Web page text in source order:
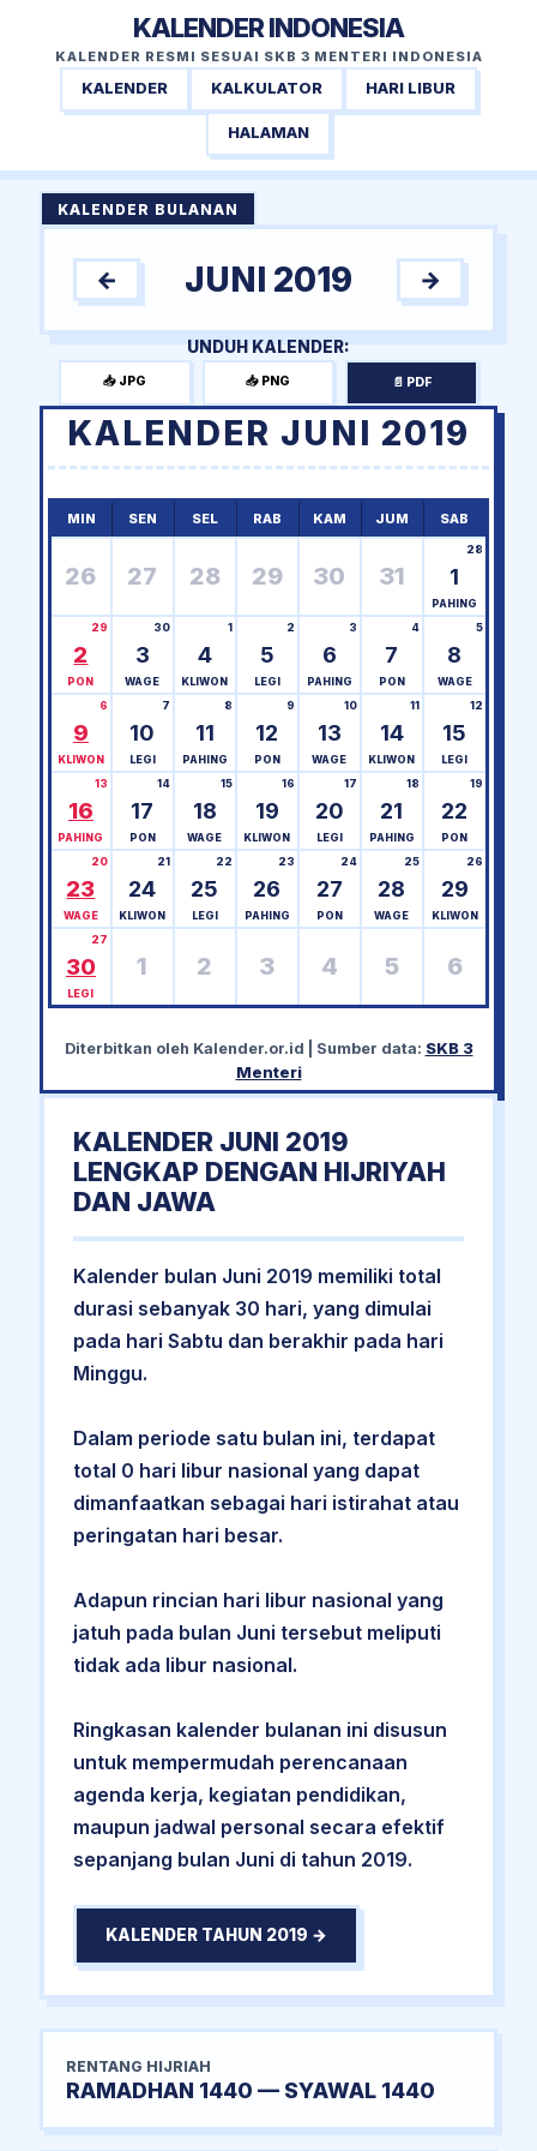
KALENDER INDONESIA
KALENDER RESMI SESUAI SKB 3 MENTERI INDONESIA
KALENDER KALKULATOR HARI LIBUR
HALAMAN
KALENDER BULANAN
← JUNI 2019 →
UNDUH KALENDER:
📥 JPG 📥 PNG 📄 PDF
KALENDER JUNI 2019
MIN SEN SEL RAB KAM JUM SAB
26 27 28 29 30 31 1
28
PAHING
2
29
PON
3
30
WAGE
4
1
KLIWON
5
2
LEGI
6
3
PAHING
7
4
PON
8
5
WAGE
9
6
KLIWON
10
7
LEGI
11
8
PAHING
12
9
PON
13
10
WAGE
14
11
KLIWON
15
12
LEGI
16
13
PAHING
17
14
PON
18
15
WAGE
19
16
KLIWON
20
17
LEGI
21
18
PAHING
22
19
PON
23
20
WAGE
24
21
KLIWON
25
22
LEGI
26
23
PAHING
27
24
PON
28
25
WAGE
29
26
KLIWON
30
27
LEGI
1 2 3 4 5 6
Diterbitkan oleh Kalender.or.id | Sumber data: SKB 3
Menteri
KALENDER JUNI 2019
LENGKAP DENGAN HIJRIYAH
DAN JAWA
Kalender bulan Juni 2019 memiliki total
durasi sebanyak 30 hari, yang dimulai
pada hari Sabtu dan berakhir pada hari
Minggu.
Dalam periode satu bulan ini, terdapat
total 0 hari libur nasional yang dapat
dimanfaatkan sebagai hari istirahat atau
peringatan hari besar.
Adapun rincian hari libur nasional yang
jatuh pada bulan Juni tersebut meliputi
tidak ada libur nasional.
Ringkasan kalender bulanan ini disusun
untuk mempermudah perencanaan
agenda kerja, kegiatan pendidikan,
maupun jadwal personal secara efektif
sepanjang bulan Juni di tahun 2019.
KALENDER TAHUN 2019 →
RENTANG HIJRIAH
RAMADHAN 1440 — SYAWAL 1440